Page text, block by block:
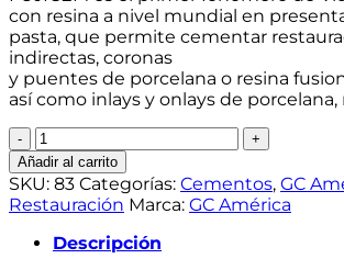
con resina a nivel mundial en
pasta, que permite cementar
indirectas, coronas
y puentes de porcelana o resina
así como inlays y onlays de
Ionómero
Fuji
Cem
Cartucho
-
Añadir al carrito
SKU: 83 Categorías: Cementos, GC
Restauración Marca: GC América
Descripción